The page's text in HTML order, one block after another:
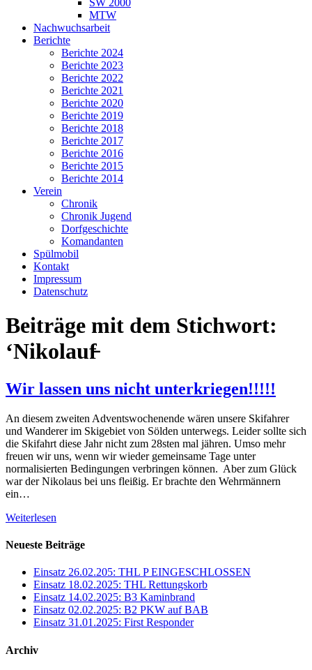
SW 2000
MTW
Nachwuchsarbeit
Berichte
Berichte 2024
Berichte 2023
Berichte 2022
Berichte 2021
Berichte 2020
Berichte 2019
Berichte 2018
Berichte 2017
Berichte 2016
Berichte 2015
Berichte 2014
Verein
Chronik
Chronik Jugend
Dorfgeschichte
Komandanten
Spülmobil
Kontakt
Impressum
Datenschutz
Beiträge mit dem Stichwort:
‘Nikolauf̵
Wir lassen uns nicht unterkriegen!!!!!
An diesem zweiten Adventswochenende wären unsere Skifahrer
und Wanderer im Skigebiet von Sölden unterwegs. Leider sollte sich
die Skifahrt diese Jahr nicht zum 28sten mal jähren. Umso mehr
freuen wir uns, wenn wir wieder gemeinsame Tage unter
normalisierten Bedingungen verbringen können. Aber zum Glück
war der Nikolaus bei uns fleißig. Er brachte den Wehrmännern
ein…
Weiterlesen
Neueste Beiträge
Einsatz 26.02.205: THL P EINGESCHLOSSEN
Einsatz 18.02.2025: THL Rettungskorb
Einsatz 14.02.2025: B3 Kaminbrand
Einsatz 02.02.2025: B2 PKW auf BAB
Einsatz 31.01.2025: First Responder
Archiv